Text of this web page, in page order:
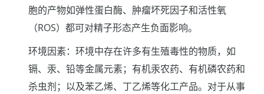
胞的产物如弹性蛋白酶、肿瘤坏死因子和活性氧
（ROS）都可对精子形态产生负面影响。
环境因素：环境中存在许多有生殖毒性的物质，如
镉、汞、铅等金属元素；有机汞农药、有机磷农药和
杀虫剂；以及苯乙烯、丁乙烯等化工产品。对于从事